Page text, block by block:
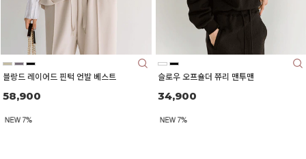
블랑드 레이어드 핀턱 언발 베스트
58,900
슬로우 오프숄더 쮸리 맨투맨
34,900